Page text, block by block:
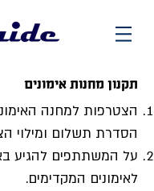
תקנון מחנות אימונים
הצטרפות למחנה
הסדרת תשלום ומילוי
על המשתתפים להגיע
לאימונים המקדימים.